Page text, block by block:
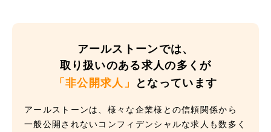
アールストーンでは、
取り扱いのある求人の多くが
「非公開求人」
となっています
アールストーンは、様々な企業様との信頼関係から
一般公開されないコンフィデンシャルな求人も数多く